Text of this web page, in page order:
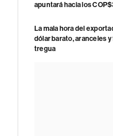
apuntará hacia los
La mala hora del
dólar barato, aranceles
tregua